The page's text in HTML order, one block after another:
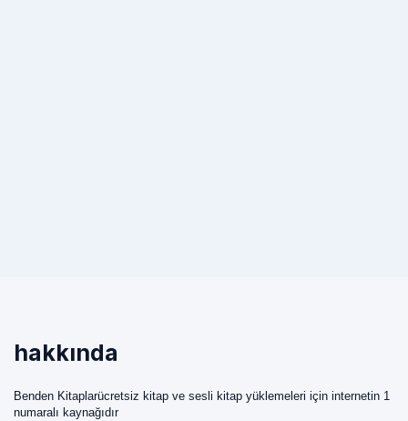
hakkında
Benden Kitaplarücretsiz kitap ve sesli kitap yüklemeleri için internetin 1
numaralı kaynağıdır